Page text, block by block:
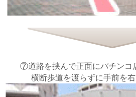
⑦道路を挟んで正面にパチンコ
横断歩道を渡らずに手前を